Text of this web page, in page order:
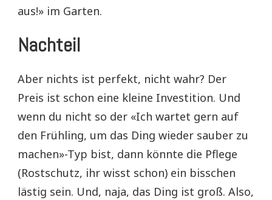
aus!» im Garten.
Nachteil
Aber nichts ist perfekt, nicht wahr? Der
Preis ist schon eine kleine Investition. Und
wenn du nicht so der «Ich wartet gern auf
den Frühling, um das Ding wieder sauber zu
machen»-Typ bist, dann könnte die Pflege
(Rostschutz, ihr wisst schon) ein bisschen
lästig sein. Und, naja, das Ding ist groß. Also,